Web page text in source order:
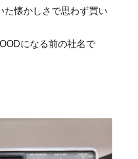
た懐かしさで思わず買い
になる前の社名で